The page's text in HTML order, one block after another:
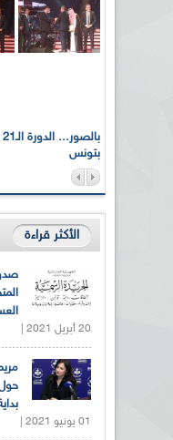
بتونس
الأكثر قراءة
20 أبريل 2021 |
01 يونيو 2021 |